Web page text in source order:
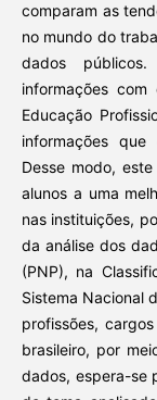
comparam as
no mundo do
dados
informações
Educação
informações
Desse modo,
alunos a uma
nas instituições,
da análise dos
(PNP), na
Sistema Nacional
profissões,
brasileiro, por
dados, espera-se